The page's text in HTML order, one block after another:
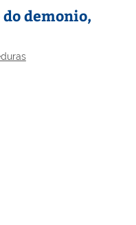
demonio,